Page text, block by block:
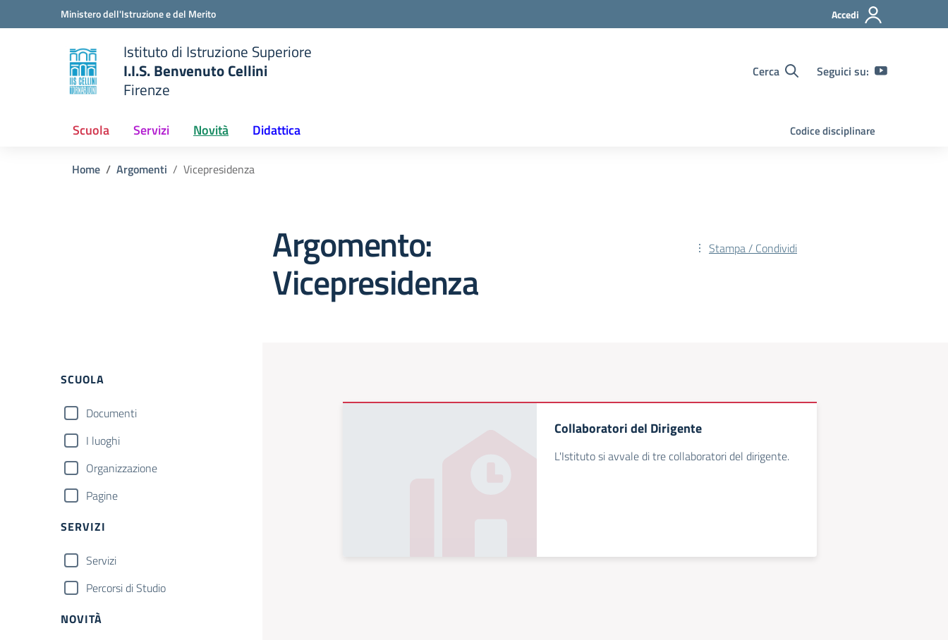
Vai ai contenuti
Vai al menu di navigazioneMinistero dell'Istruzione e del Merito Accedi
scuola
Istituto di Istruzione Superiore
I.I.S. Benvenuto Cellini
Firenze
Cerca Seguici su:
Scuola Servizi Novità Didattica Codice disciplinare
Home Argomenti Vicepresidenza
Argomento:
Vicepresidenza
Stampa / Condividi
Filtri
SCUOLA
Documenti
I luoghi
Organizzazione
Pagine
SERVIZI
Servizi
Percorsi di Studio
NOVITÀ
Collaboratori del Dirigente
L'Istituto si avvale di tre collaboratori del dirigente.